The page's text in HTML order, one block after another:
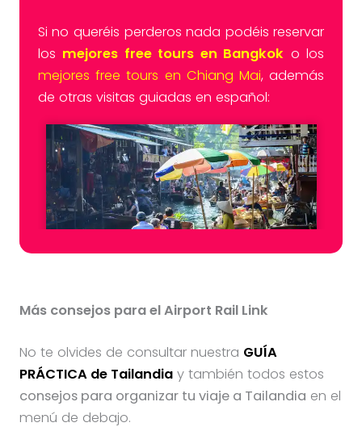
Si no queréis perderos nada podéis reservar
los mejores free tours en Bangkok o los
mejores free tours en Chiang Mai, además
de otras visitas guiadas en español:
Más consejos para el Airport Rail Link
No te olvides de consultar nuestra GUÍA
PRÁCTICA de Tailandiay también todos estos
consejos para organizar tu viaje a Tailandia en el
menú de debajo.